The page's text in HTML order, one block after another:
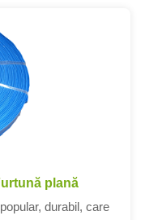
plană
durabil, care